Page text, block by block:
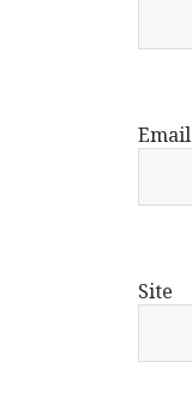
Email
Site